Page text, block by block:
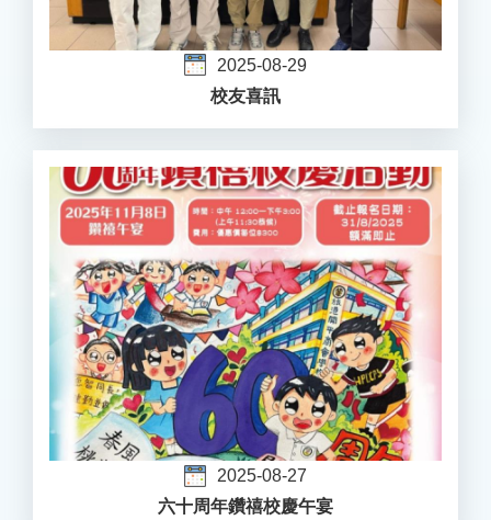
2025-08-29
校友喜訊
2025-08-27
六十周年鑽禧校慶午宴